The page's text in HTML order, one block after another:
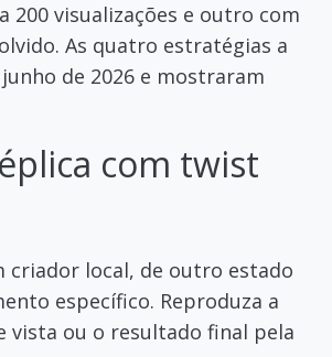
200 visualizações e outro com
As quatro estratégias a
de 2026 e mostraram
com twist
criador local, de outro estado
específico. Reproduza a
vista ou o resultado final pela